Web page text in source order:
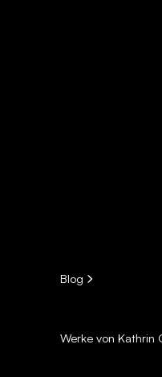
Blog
Werke von Kathrin